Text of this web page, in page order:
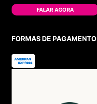
FALAR AGORA
FORMAS DE PAGAMENTO